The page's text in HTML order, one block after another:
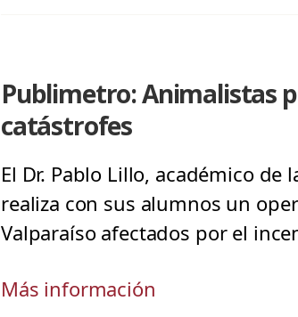
Publimetro: Animalistas
catástrofes
El Dr. Pablo Lillo, académico de
realiza con sus alumnos un
Valparaíso afectados por el
Más información